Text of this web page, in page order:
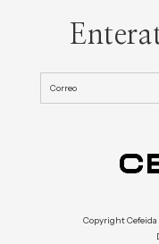
Copyright Cefeida